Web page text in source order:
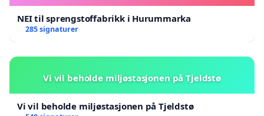
NEI til sprengstoffabrikk i Hurummarka
285 signaturer
Vi vil beholde miljøstasjonen på Tjeldstø
Vi vil beholde miljøstasjonen på Tjeldstø